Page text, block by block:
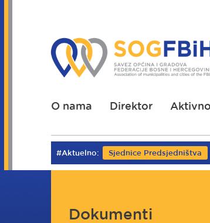
O nama Direktor
#Aktuelno: Sjednice Predsjedništva
Dokumenti